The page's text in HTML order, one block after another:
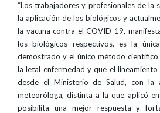
“Los trabajadores y profesionales de la
la aplicación de los biológicos y
la vacuna contra el COVID-19,
los biológicos respectivos, es la
demostrado y el único método
la letal enfermedad y que el
desde el Ministerio de Salud, con la
meteoróloga, distinta a la que aplicó
posibilita una mejor respuesta y